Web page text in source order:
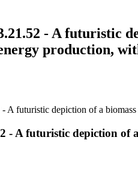
- A futuristic
production,
futuristic depiction of a
- A futuristic depiction of